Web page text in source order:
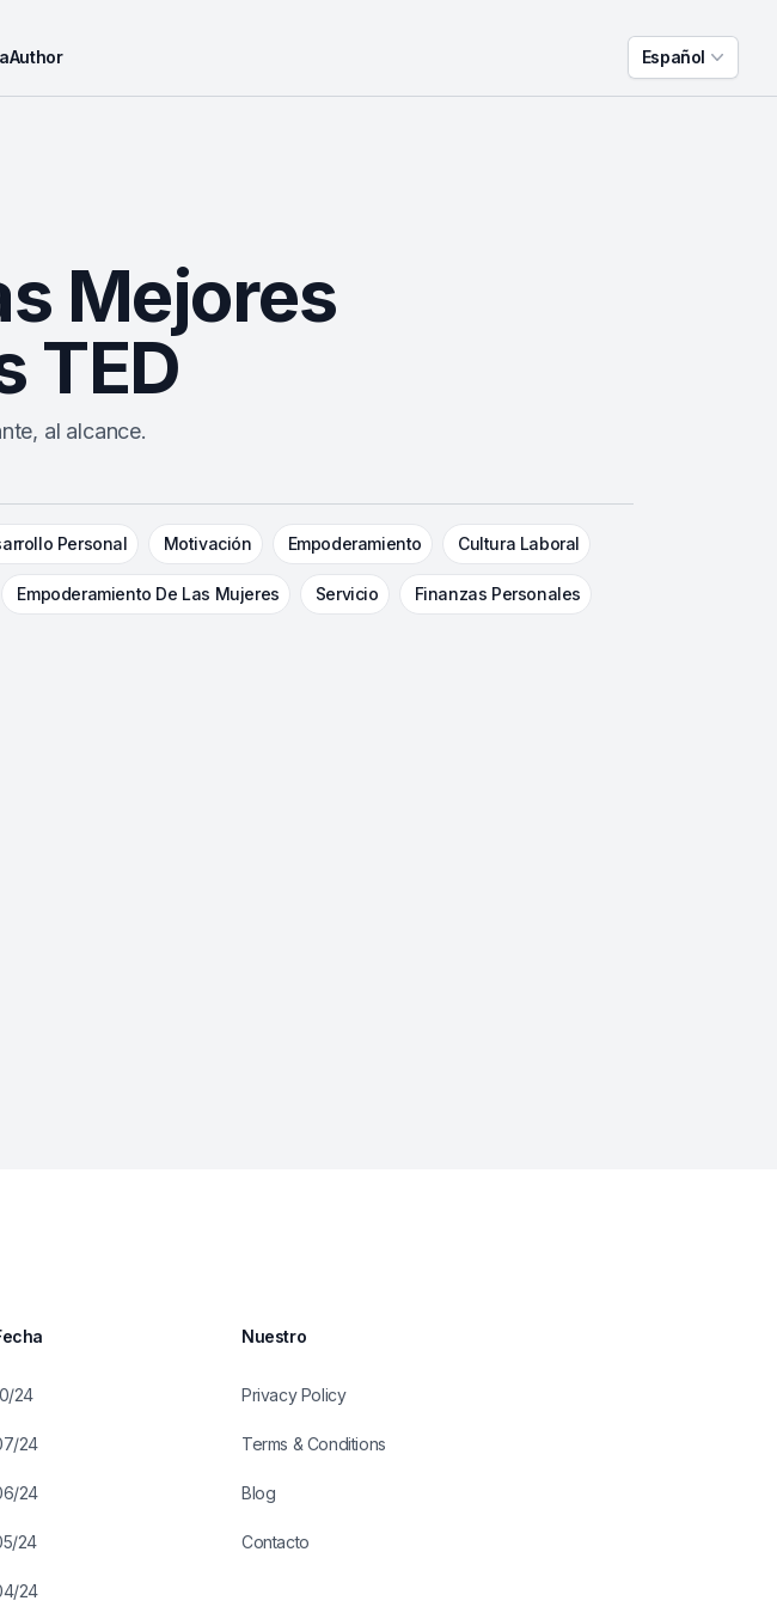
Author Español
Mejores
TED
al alcance.
Personal Motivación Empoderamiento Cultura Laboral
Empoderamiento De Las Mujeres Servicio Finanzas Personales
24
24
24
24
24
Nuestro
Privacy Policy
Terms & Conditions
Blog
Contacto